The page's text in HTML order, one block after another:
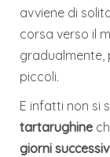
avviene di
corsa verso il
gradualmente,
piccoli.
E infatti non si
tartarughine
giorni